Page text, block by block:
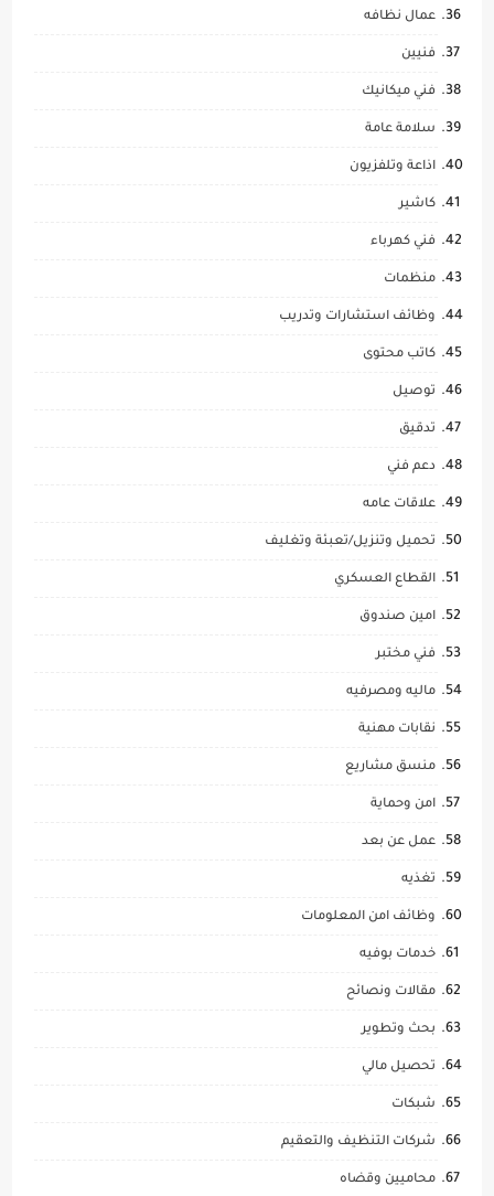
عمال نظافه
فنيين
فني ميكانيك
سلامة عامة
اذاعة وتلفزيون
كاشير
فني كهرباء
منظمات
وظائف استشارات وتدريب
كاتب محتوى
توصيل
تدقيق
دعم فني
علاقات عامه
تحميل وتنزيل/تعبئة وتغليف
القطاع العسكري
امين صندوق
فني مختبر
ماليه ومصرفيه
نقابات مهنية
منسق مشاريع
امن وحماية
عمل عن بعد
تغذيه
وظائف امن المعلومات
خدمات بوفيه
مقالات ونصائح
بحث وتطوير
تحصيل مالي
شبكات
شركات التنظيف والتعقيم
محاميين وقضاه